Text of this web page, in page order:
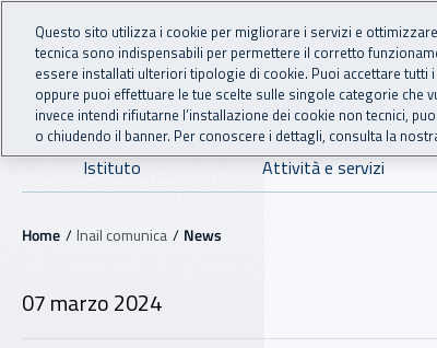
Vai al menu principale
Vai al contenuto principale
INAIL - Istituto
Navigazione principale
Istituto Attività e servizi
Navigazione - Ti trovi in:
Home Inail comunica News
07 marzo 2024
Questo sito utilizza i cookie per migliorare i servizi e
tecnica sono indispensabili per permettere il corretto
essere installati ulteriori tipologie di cookie. Puoi accettare tutti i
oppure puoi effettuare le tue scelte sulle singole categorie che
invece intendi rifiutarne l’installazione dei cookie non tecnici,
o chiudendo il banner. Per conoscere i dettagli, consulta la